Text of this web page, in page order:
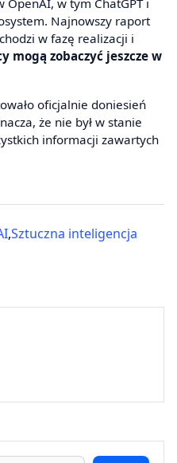
Najnowszy raport
w fazę realizacji i
mogą zobaczyć jeszcze w
oficjalnie doniesień
że nie był w stanie
informacji zawartych
,Sztuczna inteligencja